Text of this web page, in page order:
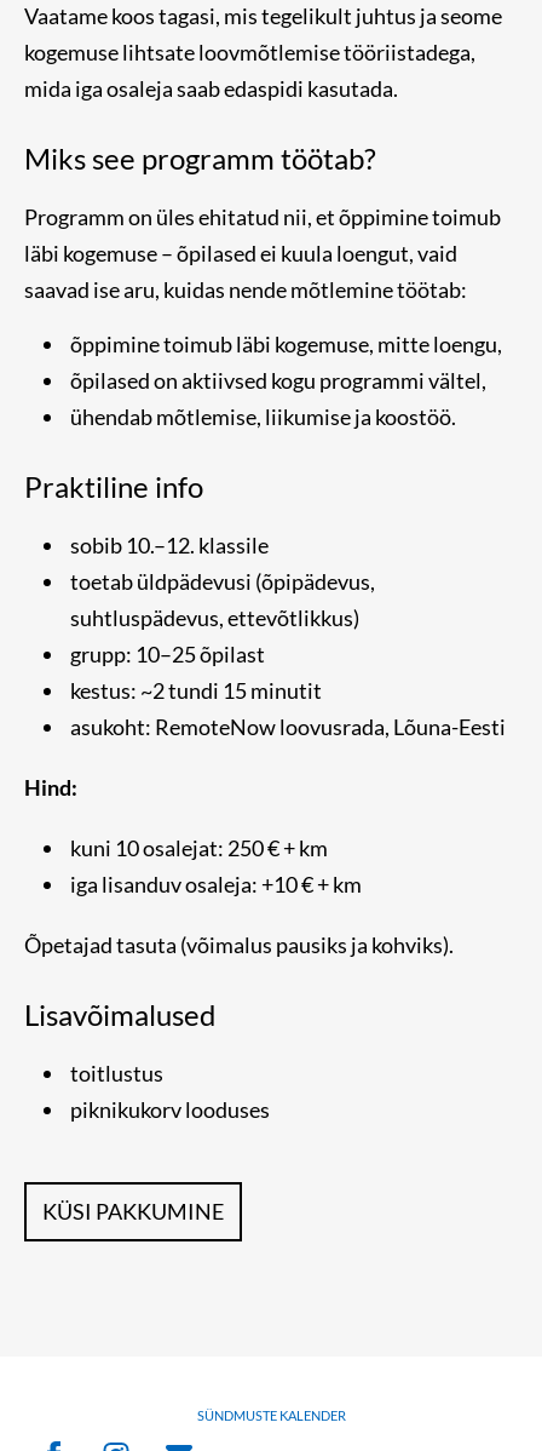
Vaatame koos tagasi, mis tegelikult juhtus ja seome
kogemuse lihtsate loovmõtlemise tööriistadega,
mida iga osaleja saab edaspidi kasutada.
Miks see programm töötab?
Programm on üles ehitatud nii, et õppimine toimub
läbi kogemuse – õpilased ei kuula loengut, vaid
saavad ise aru, kuidas nende mõtlemine töötab:
õppimine toimub läbi kogemuse, mitte loengu,
õpilased on aktiivsed kogu programmi vältel,
ühendab mõtlemise, liikumise ja koostöö.
Praktiline info
sobib 10.–12. klassile
toetab üldpädevusi (õpipädevus,
suhtluspädevus, ettevõtlikkus)
grupp: 10–25 õpilast
kestus: ~2 tundi 15 minutit
asukoht: RemoteNow loovusrada, Lõuna-Eesti
Hind:
kuni 10 osalejat: 250 € + km
iga lisanduv osaleja: +10 € + km
Õpetajad tasuta (võimalus pausiks ja kohviks).
Lisavõimalused
toitlustus
piknikukorv looduses
KÜSI PAKKUMINE
SÜNDMUSTE KALENDER